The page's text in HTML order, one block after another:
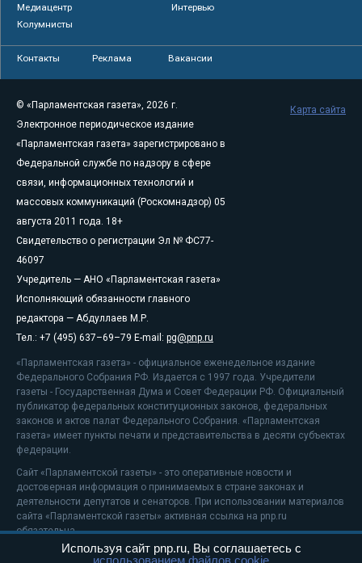
Медиацентр
Интервью
Колумнисты
Контакты Реклама Вакансии
© «Парламентская газета», 2026 г.
Электронное периодическое издание
«Парламентская газета» зарегистрировано в
Федеральной службе по надзору в сфере
связи, информационных технологий и
массовых коммуникаций (Роскомнадзор) 05
августа 2011 года. 18+
Свидетельство о регистрации Эл № ФС77-
46097
Учредитель — АНО «Парламентская газета»
Исполняющий обязанности главного
редактора — Абдуллаев М.Р.
Тел.: +7 (495) 637–69–79 E-mail: pg@pnp.ru
«Парламентская газета» - официальное еженедельное издание
Федерального Собрания РФ. Издается с 1997 года. Учредители
газеты - Государственная Дума и Совет Федерации РФ. Официальный
публикатор федеральных конституционных законов, федеральных
законов и актов палат Федерального Собрания. «Парламентская
газета» имеет пункты печати и представительства в десяти субъектах
федерации.
Сайт «Парламентской газеты» - это оперативные новости и
достоверная информация о принимаемых в стране законах и
деятельности депутатов и сенаторов. При использовании материалов
сайта «Парламентской газеты» активная ссылка на pnp.ru
обязательна.
На информационном ресурсе применяютсярекомендательные
Карта сайта
Используя сайт pnp.ru, Вы соглашаетесь с
использованием файлов cookie